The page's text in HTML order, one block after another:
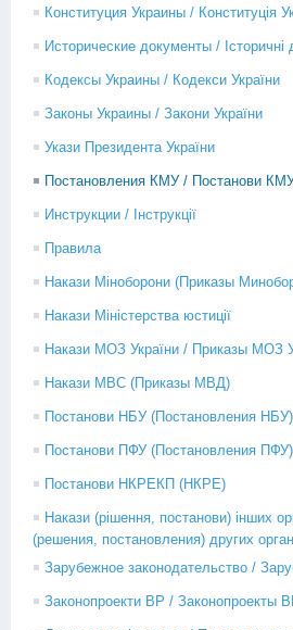
Конституция Украины / Конституція
Исторические документы / Історичні
Кодексы Украины / Кодекси України
Законы Украины / Закони України
Укази Президента України
Постановления КМУ / Постанови
Инструкции / Інструкції
Правила
Накази Міноборони (Приказы
Накази Міністерства юстиції
Накази МОЗ України / Приказы МОЗ
Накази МВС (Приказы МВД)
Постанови НБУ (Постановления НБУ)
Постанови ПФУ (Постановления ПФУ)
Постанови НКРЕКП (НКРЕ)
Накази (рішення, постанови) інших
(решения, постановления) других
Зарубежное законодательство /
Законопроекти ВР / Законопроекты